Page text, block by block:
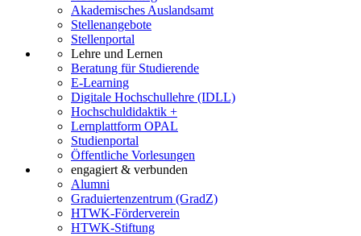
Akademisches Auslandsamt
Stellenangebote
Stellenportal
Lehre und Lernen
Beratung für Studierende
E-Learning
Digitale Hochschullehre (IDLL)
Hochschuldidaktik +
Lernplattform OPAL
Studienportal
Öffentliche Vorlesungen
engagiert & verbunden
Alumni
Graduiertenzentrum (GradZ)
HTWK-Förderverein
HTWK-Stiftung